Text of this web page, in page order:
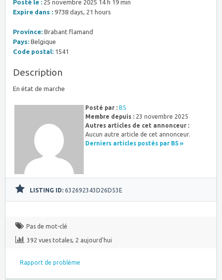
Posté le : 25 novembre 2025 14 h 19 min
Expire dans : 9738 days, 21 hours
Province: Brabant flamand
Pays: Belgique
Code postal: 1541
Description
En état de marche
Posté par : BS
Membre depuis : 23 novembre 2025
Autres articles de cet annonceur :
Aucun autre article de cet annonceur.
Derniers articles postés par BS »
LISTING ID: 632692343D26D53E
Pas de mot-clé
392 vues totales, 2 aujourd'hui
Rapport de problème